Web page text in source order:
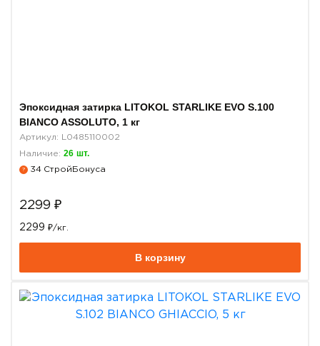
Эпоксидная затирка LITOKOL STARLIKE EVO S.100
BIANCO ASSOLUTO, 1 кг
Артикул: L0485110002
Наличие: 26 шт.
? 34 СтройБонуса
2299 ₽
2299 ₽/кг.
В корзину